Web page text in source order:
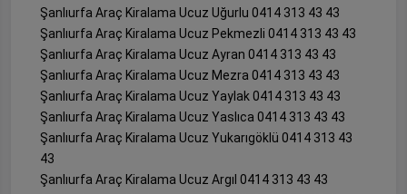
Şanlıurfa Araç Kiralama Ucuz Uğurlu 0414 313 43 43
Şanlıurfa Araç Kiralama Ucuz Pekmezli 0414 313 43 43
Şanlıurfa Araç Kiralama Ucuz Ayran 0414 313 43 43
Şanlıurfa Araç Kiralama Ucuz Mezra 0414 313 43 43
Şanlıurfa Araç Kiralama Ucuz Yaylak 0414 313 43 43
Şanlıurfa Araç Kiralama Ucuz Yaslıca 0414 313 43 43
Şanlıurfa Araç Kiralama Ucuz Yukarıgöklü 0414 313 43
43
Şanlıurfa Araç Kiralama Ucuz Argıl 0414 313 43 43